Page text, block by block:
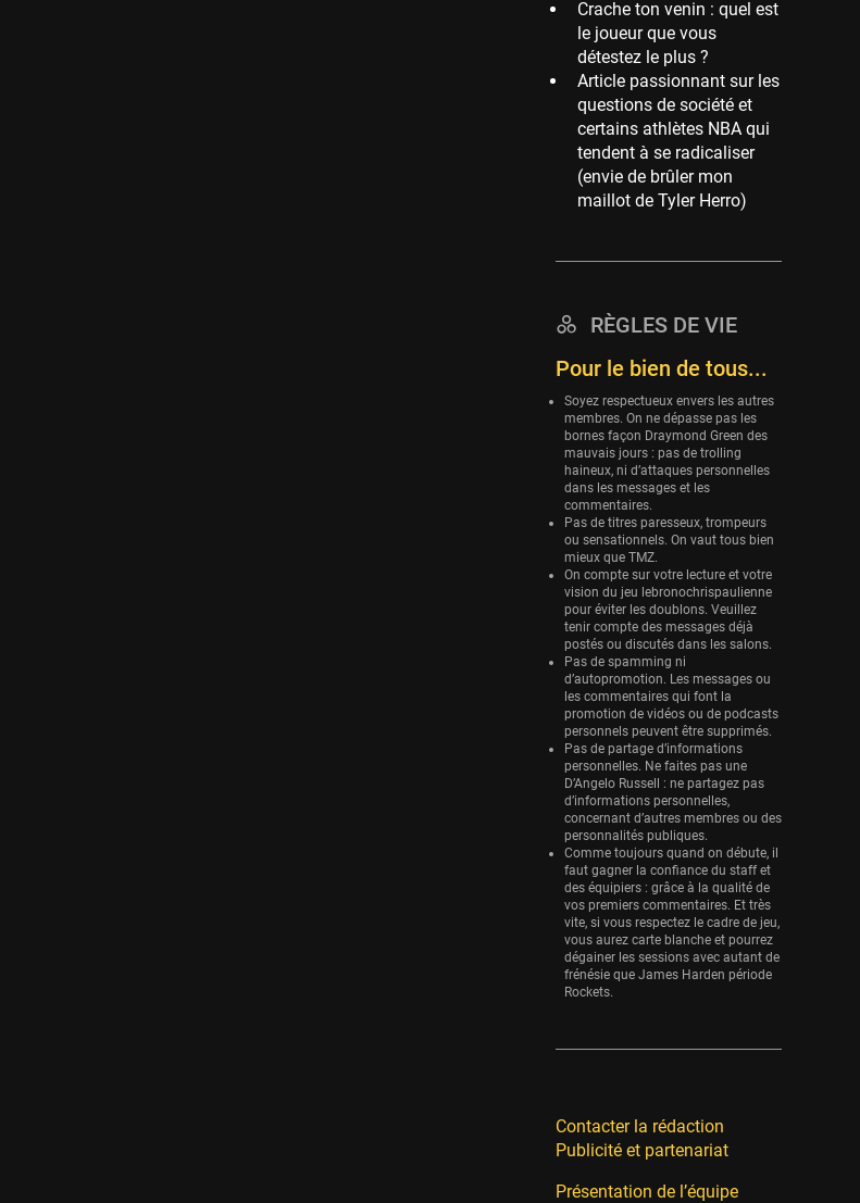
Charlotte Hornets
32 sessions
Houston Rockets
31 sessions
Washington Wizards
29 sessions
Portland Trail Blazers
Eurobasket
Detroit Pistons
Brooklyn Nets
24 sessions
Sacramento Kings
24 sessions
Utah Jazz
22 sessions
Toronto Raptors
18 sessions
REVERSE
11 sessions
Bleues
0 sessions
Crache ton venin : quel est
le joueur que vous
détestez le plus ?
Article passionnant sur les
questions de société et
certains athlètes NBA qui
tendent à se radicaliser
(envie de brûler mon
maillot de Tyler Herro)
RÈGLES DE VIE
Pour le bien de tous...
Soyez respectueux envers les autres
membres. On ne dépasse pas les
bornes façon Draymond Green des
mauvais jours : pas de trolling
haineux, ni d’attaques personnelles
dans les messages et les
commentaires.
Pas de titres paresseux, trompeurs
ou sensationnels. On vaut tous bien
mieux que TMZ.
On compte sur votre lecture et votre
vision du jeu lebronochrispaulienne
pour éviter les doublons. Veuillez
tenir compte des messages déjà
postés ou discutés dans les salons.
Pas de spamming ni
d’autopromotion. Les messages ou
les commentaires qui font la
promotion de vidéos ou de podcasts
personnels peuvent être supprimés.
Pas de partage d’informations
personnelles. Ne faites pas une
D’Angelo Russell : ne partagez pas
d’informations personnelles,
concernant d’autres membres ou des
personnalités publiques.
Comme toujours quand on débute, il
faut gagner la confiance du staff et
des équipiers : grâce à la qualité de
vos premiers commentaires. Et très
vite, si vous respectez le cadre de jeu,
vous aurez carte blanche et pourrez
dégainer les sessions avec autant de
frénésie que James Harden période
Rockets.
Contacter la rédaction
Publicité et partenariat
Présentation de l’équipe